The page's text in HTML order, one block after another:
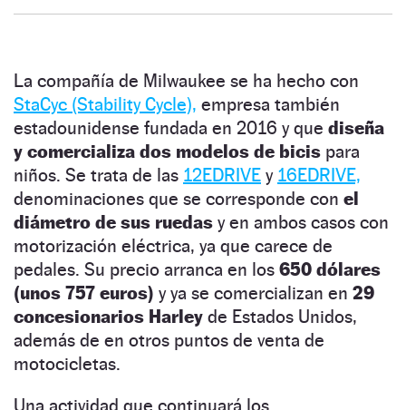
La compañía de Milwaukee se ha hecho con
StaCyc (Stability Cycle), empresa también
estadounidense fundada en 2016 y que diseña
y comercializa dos modelos de bicis para
niños. Se trata de las 12EDRIVE y 16EDRIVE,
denominaciones que se corresponde con el
diámetro de sus ruedas y en ambos casos con
motorización eléctrica, ya que carece de
pedales. Su precio arranca en los 650 dólares
(unos 757 euros) y ya se comercializan en 29
concesionarios Harley de Estados Unidos,
además de en otros puntos de venta de
motocicletas.
Una actividad que continuará los